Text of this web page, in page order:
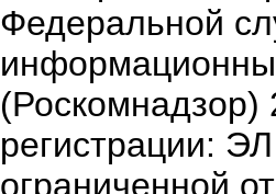
Федеральной
(Роскомнадзор)
регистрации:
ограниченной